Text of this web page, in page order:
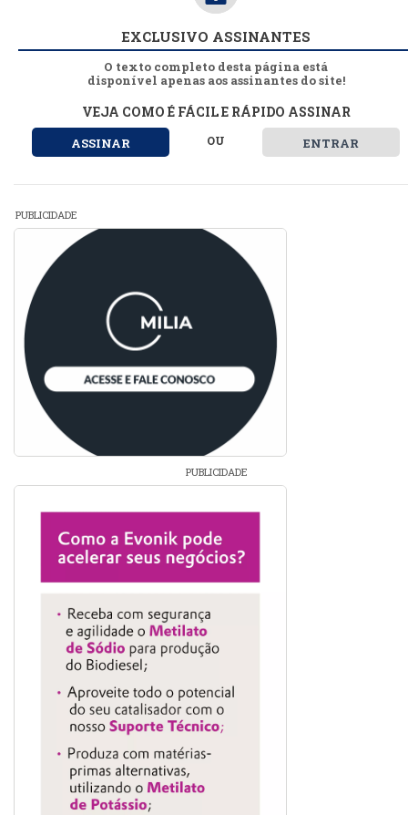
EXCLUSIVO ASSINANTES
O texto completo desta página está
disponível apenas aos assinantes do site!
VEJA COMO É FÁCIL E RÁPIDO ASSINAR
ASSINAR OU ENTRAR
PUBLICIDADE
PUBLICIDADE